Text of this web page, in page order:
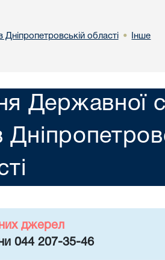
Днiпропетровській областi • Інше
Державної
джерел
044 207-35-46